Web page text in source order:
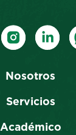
Nosotros
Servicios
Académico